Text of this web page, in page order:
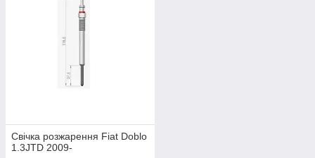
Свічка розжарення Fiat Doblo
1.3JTD 2009-